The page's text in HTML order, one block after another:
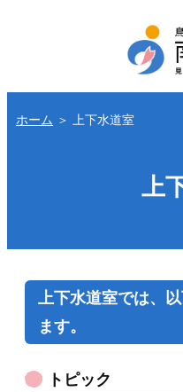
ホーム ＞ 上下水道室
上
上下水道室では、
ます。
トピック